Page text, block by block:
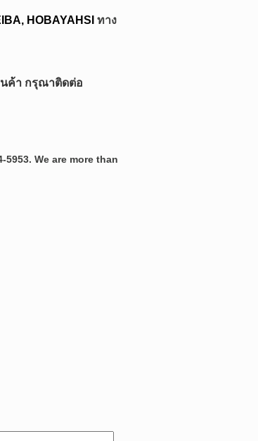
HOBAYAHSI ทาง
ค้า กรุณาติดต่อ
We are more than